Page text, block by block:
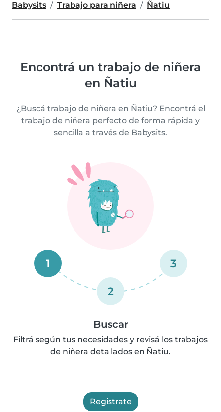
Babysits Trabajo para niñera Ñatiu
Encontrá un trabajo de niñera
en Ñatiu
¿Buscá trabajo de niñera en Ñatiu? Encontrá el
trabajo de niñera perfecto de forma rápida y
sencilla a través de Babysits.
1
2
3
Buscar
Filtrá según tus necesidades y revisá los trabajos
de niñera detallados en Ñatiu.
Registrate